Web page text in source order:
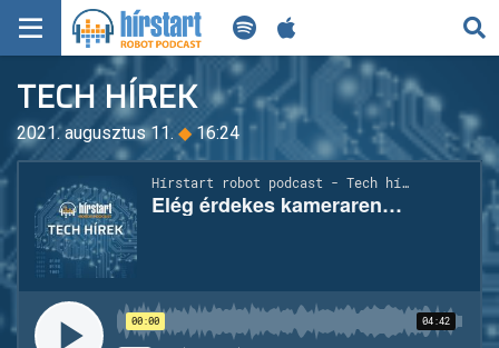
KERESÉS
KEZDŐLAP
FRISS HÍREK
TECH HÍREK
FILM-ZENE-SZÓRAKOZÁS
PLAYLIST
TECH HÍREK
2021. augusztus 11. ◆16:24